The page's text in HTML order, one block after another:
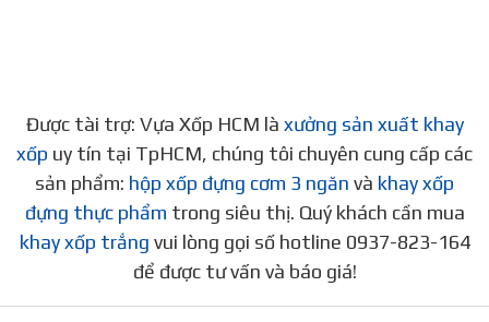
Được tài trợ: Vựa Xốp HCM là xưởng sản xuất khay
xốp uy tín tại TpHCM, chúng tôi chuyên cung cấp các
sản phẩm: hộp xốp đựng cơm 3 ngăn và khay xốp
đựng thực phẩm trong siêu thị. Quý khách cần mua
khay xốp trắng vui lòng gọi số hotline 0937-823-164
để được tư vấn và báo giá!